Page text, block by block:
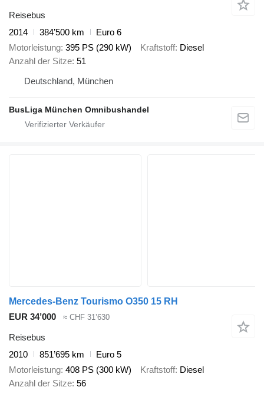
Reisebus
2014
384’500 km
Euro 6
Motorleistung 395 PS (290 kW) Kraftstoff Diesel
Anzahl der Sitze 51
Deutschland, München
BusLiga München Omnibushandel
Mercedes-Benz Tourismo O350 15 RH
EUR 34’000
≈ CHF 31’630
Reisebus
2010
851’695 km
Euro 5
Motorleistung 408 PS (300 kW) Kraftstoff Diesel
Anzahl der Sitze 56